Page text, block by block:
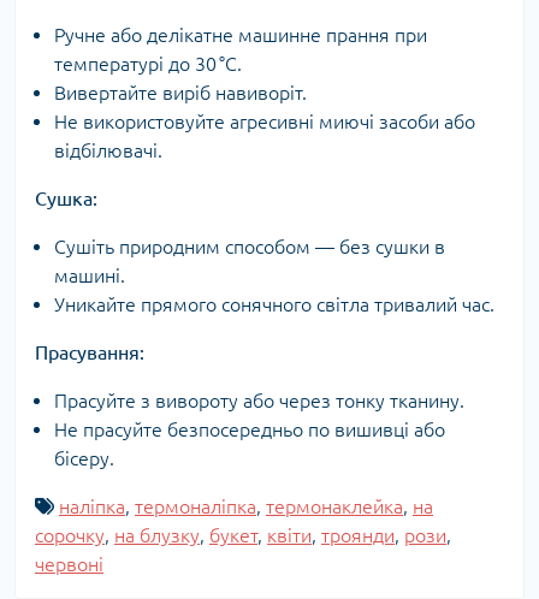
Ручне або делікатне машинне прання при
температурі до 30 °C.
Вивертайте виріб навиворіт.
Не використовуйте агресивні миючі засоби або
відбілювачі.
Сушка:
Сушіть природним способом — без сушки в
машині.
Уникайте прямого сонячного світла тривалий час.
Прасування:
Прасуйте з вивороту або через тонку тканину.
Не прасуйте безпосередньо по вишивці або
бісеру.
наліпка, термоналіпка, термонаклейка, на
сорочку, на блузку, букет, квіти, троянди, рози,
червоні